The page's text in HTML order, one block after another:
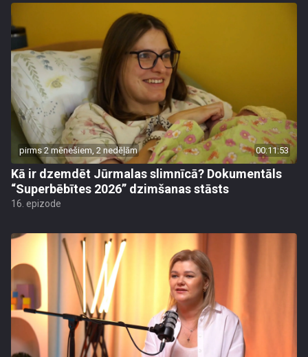
pirms 2 mēnešiem, 2 nedēļām 00:11:53
Kā ir dzemdēt Jūrmalas slimnīcā? Dokumentāls
“Superbēbītes 2026” dzimšanas stāsts
16. epizode